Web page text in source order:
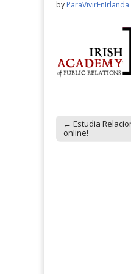
by ParaVivirEnIrlanda
Post navigation
← Estudia
online!